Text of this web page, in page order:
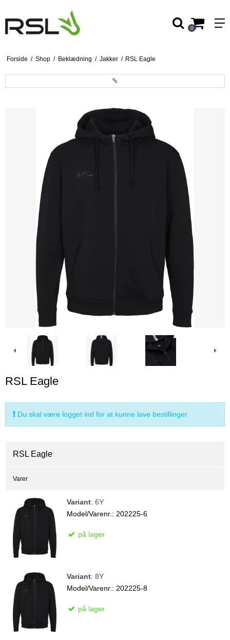
0
Forside / Shop / Beklædning / Jakker / RSL Eagle
RSL Eagle
Du skal være logget ind for at kunne lave bestillinger
RSL Eagle
Varer
Variant: 6Y
Model/Varenr.: 202225-6
på lager
Variant: 8Y
Model/Varenr.: 202225-8
på lager